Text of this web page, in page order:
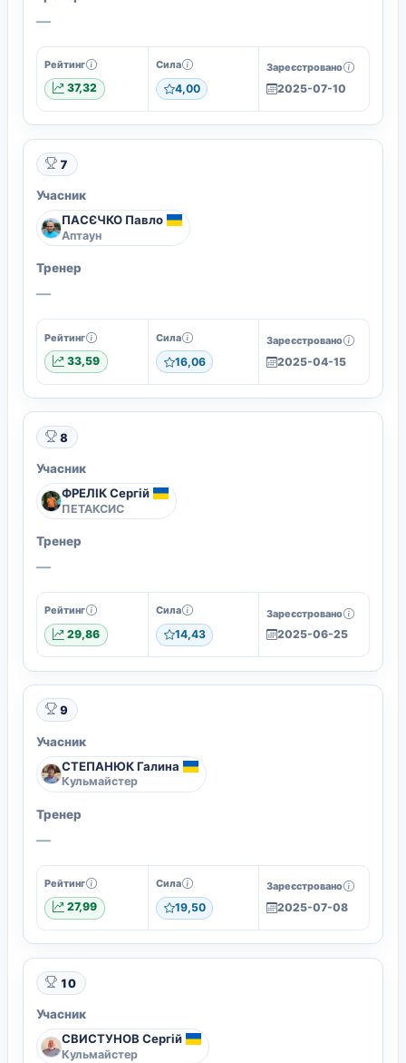
—
Рейтинг
37,32
Сила
4,00
Зареєстровано
2025-07-10
7
Учасник
ПАСЄЧКО Павло
Аптаун
Тренер
—
Рейтинг
33,59
Сила
16,06
Зареєстровано
2025-04-15
8
Учасник
ФРЕЛІК Сергій
ПЕТАКСИС
Тренер
—
Рейтинг
29,86
Сила
14,43
Зареєстровано
2025-06-25
9
Учасник
СТЕПАНЮК Галина
Кульмайстер
Тренер
—
Рейтинг
27,99
Сила
19,50
Зареєстровано
2025-07-08
10
Учасник
СВИСТУНОВ Сергій
Кульмайстер